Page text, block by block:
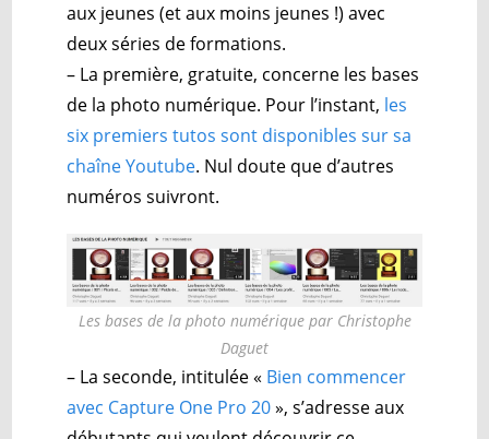
aux jeunes (et aux moins jeunes !) avec
deux séries de formations.
– La première, gratuite, concerne les bases
de la photo numérique. Pour l’instant, les
six premiers tutos sont disponibles sur sa
chaîne Youtube. Nul doute que d’autres
numéros suivront.
Les bases de la photo numérique par Christophe
Daguet
– La seconde, intitulée « Bien commencer
avec Capture One Pro 20», s’adresse aux